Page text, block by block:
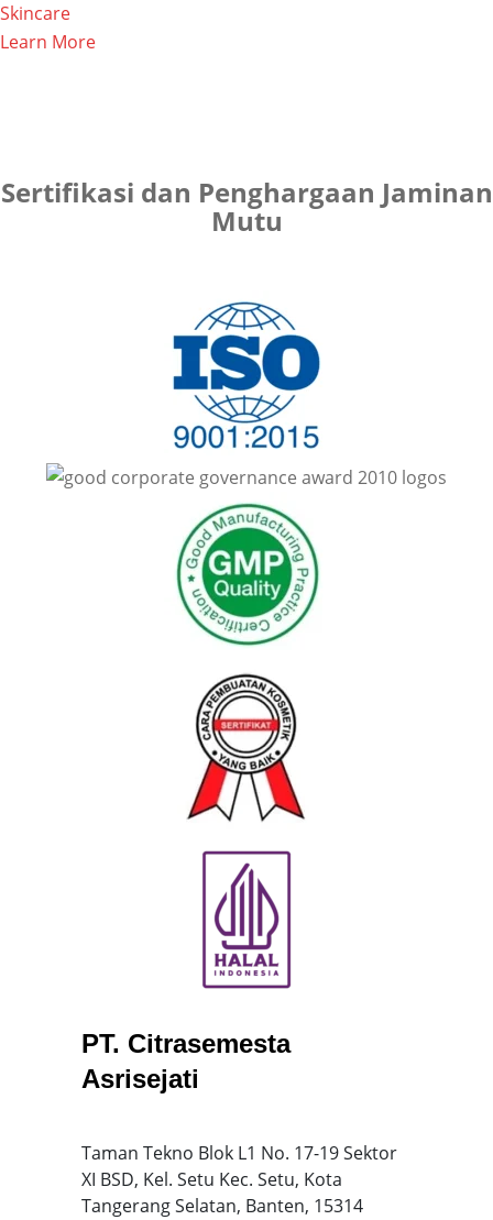
Skincare
Learn More
Sertifikasi dan Penghargaan Jaminan
Mutu
PT. Citrasemesta
Asrisejati
Taman Tekno Blok L1 No. 17-19 Sektor
XI BSD, Kel. Setu Kec. Setu, Kota
Tangerang Selatan, Banten, 15314